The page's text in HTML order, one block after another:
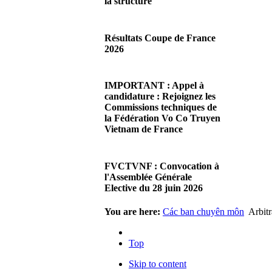
There are no translations
available.Chères Présidentes,
Đọc thêm...
Résultats Coupe de France
2026
There are no translations
available.Cliquez sur ce lien
pour accéder aux résultats
Đọc thêm...
IMPORTANT : Appel à
candidature : Rejoignez les
Commissions techniques de
la Fédération Vo Co Truyen
Vietnam de France
There are no translations
available.Madame la
Présidente, Monsieur le
Đọc thêm...
FVCTVNF : Convocation à
l'Assemblée Générale
Elective du 28 juin 2026
23/05/2026 23:00
available.Chères Présidentes,
chers Présidents,Veuillez
Đọc thêm...
You are here: Các ban chuyên môn
Top
Skip to content